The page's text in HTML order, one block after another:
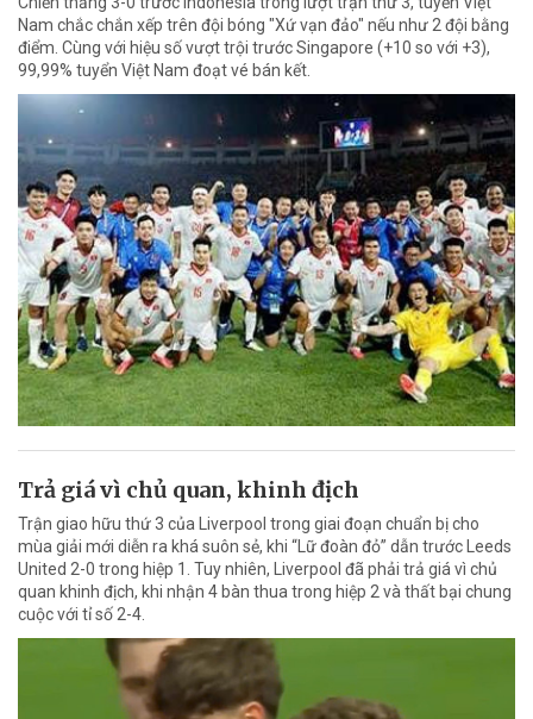
Nam chắc chắn xếp trên đội bóng "Xứ vạn đảo" nếu như 2 đội bằng
điểm. Cùng với hiệu số vượt trội trước Singapore (+10 so với +3),
99,99% tuyển Việt Nam đoạt vé bán kết.
Trả giá vì chủ quan, khinh địch
Trận giao hữu thứ 3 của Liverpool trong giai đoạn chuẩn bị cho
mùa giải mới diễn ra khá suôn sẻ, khi “Lữ đoàn đỏ” dẫn trước Leeds
United 2-0 trong hiệp 1. Tuy nhiên, Liverpool đã phải trả giá vì chủ
quan khinh địch, khi nhận 4 bàn thua trong hiệp 2 và thất bại chung
cuộc với tỉ số 2-4.